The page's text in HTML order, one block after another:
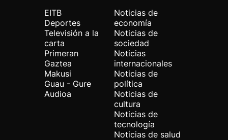
EITB
Deportes
Televisión a la
carta
Primeran
Gaztea
Makusi
Guau - Gure
Audioa
Noticias de
economía
Noticias de
sociedad
Noticias
internacionales
Noticias de
política
Noticias de
cultura
Noticias de
tecnología
Noticias de salud